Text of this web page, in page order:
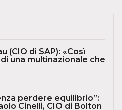
(CIO di SAP): «Così
una multinazionale che
perdere equilibrio”:
Cinelli, CIO di Bolton